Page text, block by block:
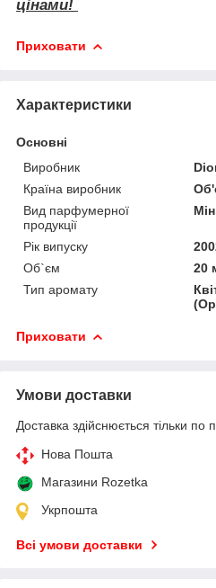
цінами!
Приховати
Характеристики
Основні
Виробник
Країна виробник
Вид парфумерної
продукції
Рік випуску
Об`єм
20
Тип аромату
Приховати
Умови доставки
Доставка здійснюється тільки по
Нова Пошта
Магазини Rozetka
Укрпошта
Всі умови доставки